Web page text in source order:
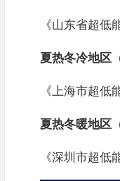
《山东省超低
夏热冬冷地区
《上海市超低
夏热冬暖地区
《深圳市超低